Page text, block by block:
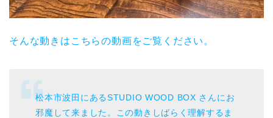
そんな動きはこちらの動画をご覧ください。
松本市波田にあるSTUDIO WOOD BOX さんにお
邪魔して来ました。この動きしばらく理解するま